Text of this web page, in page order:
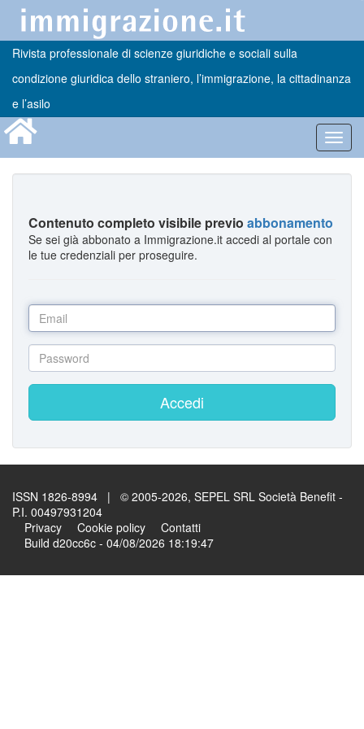
Rivista professionale di scienze giuridiche e sociali sulla
condizione giuridica dello straniero, l’immigrazione, la cittadinanza
e l’asilo
Contenuto completo visibile previo abbonamento
Se sei già abbonato a Immigrazione.it accedi al portale con
le tue credenziali per proseguire.
Accedi
ISSN 1826-8994 | © 2005-2026, SEPEL SRL Società Benefit -
P.I. 00497931204
Privacy
Cookie policy
Contatti
Build d20cc6c - 04/08/2026 18:19:47